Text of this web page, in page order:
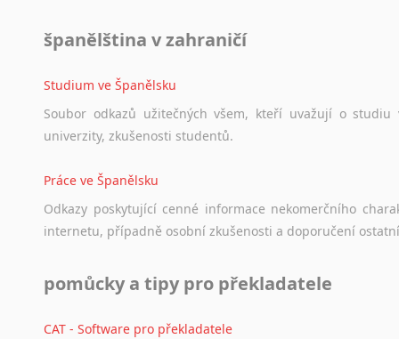
španělština v zahraničí
Studium ve Španělsku
Soubor odkazů užitečných všem, kteří uvažují o studiu
univerzity, zkušenosti studentů.
Práce ve Španělsku
Odkazy poskytující cenné informace nekomerčního
internetu, případně osobní zkušenosti a doporučení
pomůcky a tipy pro překladatele
CAT - Software pro překladatele